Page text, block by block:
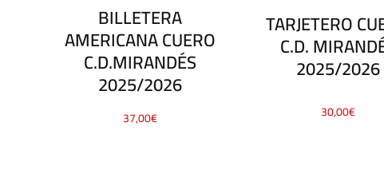
BILLETERA
AMERICANA CUERO
C.D.MIRANDÉS
2025/2026
37,00€
TARJETERO
C.D.
2025/2026
30,00€